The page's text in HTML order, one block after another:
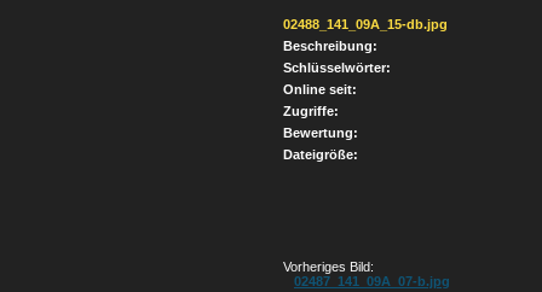
02488_141_09A_15-db.jpg
Beschreibung:
Schlüsselwörter:
Online seit:
Zugriffe:
Bewertung:
Dateigröße:
Vorheriges Bild:
02487_141_09A_07-b.jpg